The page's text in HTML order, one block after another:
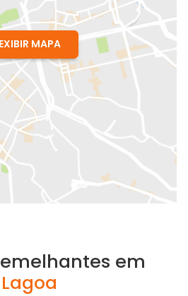
EXIBIR MAPA
em
Lagoa